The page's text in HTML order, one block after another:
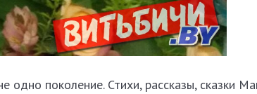
поколение. Стихи, рассказы, сказки